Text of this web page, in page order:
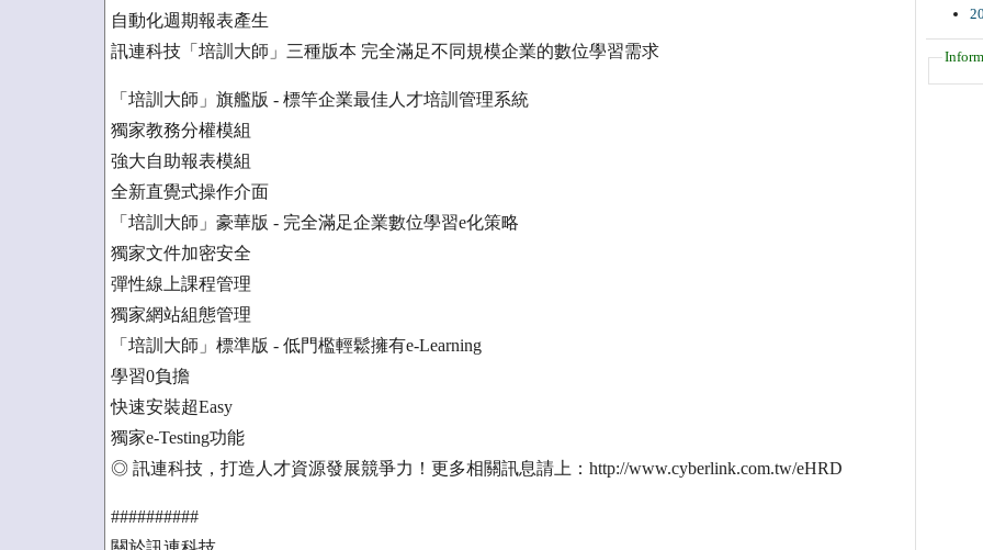
自動化週期報表產生
訊連科技「培訓大師」三種版本 完全滿足不同規模企業的數位學習需求
「培訓大師」旗艦版 - 標竿企業最佳人才培訓管理系統
獨家教務分權模組
強大自助報表模組
全新直覺式操作介面
「培訓大師」豪華版 - 完全滿足企業數位學習e化策略
獨家文件加密安全
彈性線上課程管理
獨家網站組態管理
「培訓大師」標準版 - 低門檻輕鬆擁有e-Learning
學習0負擔
快速安裝超Easy
獨家e-Testing功能
◎ 訊連科技，打造人才資源發展競爭力！更多相關訊息請上：http://www.cyberlink.com.tw/eHRD
##########